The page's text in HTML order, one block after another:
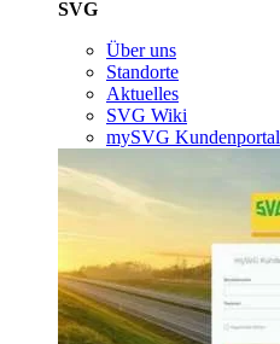
SVG
Über uns
Standorte
Aktuelles
SVG Wiki
mySVG Kundenportal